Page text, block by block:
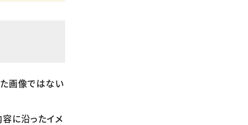
画像ではない
に沿ったイメ